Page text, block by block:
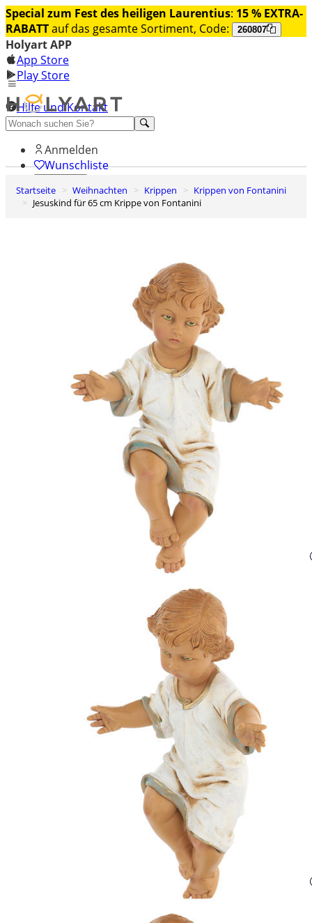
Special zum Fest des heiligen Laurentius: 15 % EXTRA-
RABATTauf das gesamte Sortiment, Code: 260807
Holyart APP
App Store
Play Store
Hilfe und Kontakt
Entdecken Sie Premium
Anmelden
Wunschliste
0
Warenkorb
Startseite Weihnachten Krippen
Krippen von Fontanini
Jesuskind für 65 cm Krippe von Fontanini